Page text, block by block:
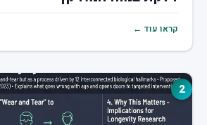
קראו עוד ←
2